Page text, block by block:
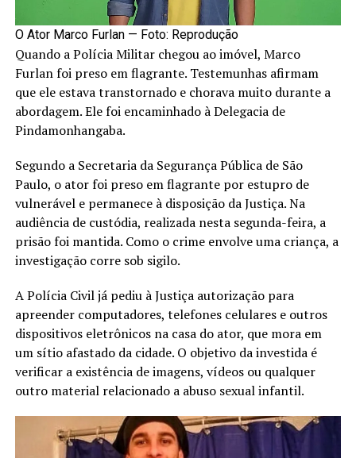
O Ator Marco Furlan — Foto: Reprodução
Quando a Polícia Militar chegou ao imóvel, Marco
Furlan foi preso em flagrante. Testemunhas afirmam
que ele estava transtornado e chorava muito durante a
abordagem. Ele foi encaminhado à Delegacia de
Pindamonhangaba.
Segundo a Secretaria da Segurança Pública de São
Paulo, o ator foi preso em flagrante por estupro de
vulnerável e permanece à disposição da Justiça. Na
audiência de custódia, realizada nesta segunda-feira, a
prisão foi mantida. Como o crime envolve uma criança, a
investigação corre sob sigilo.
A Polícia Civil já pediu à Justiça autorização para
apreender computadores, telefones celulares e outros
dispositivos eletrônicos na casa do ator, que mora em
um sítio afastado da cidade. O objetivo da investida é
verificar a existência de imagens, vídeos ou qualquer
outro material relacionado a abuso sexual infantil.